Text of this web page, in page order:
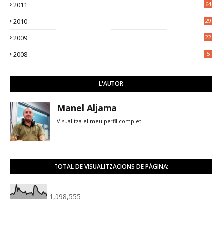
2011 64
2010 29
2009 22
2008 5
L'AUTOR
Manel Aljama
Visualitza el meu perfil complet
TOTAL DE VISUALITZACIONS DE PÀGINA:
1,098,555